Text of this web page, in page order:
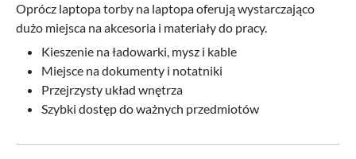
Oprócz laptopa torby na laptopa oferują wystarczająco
dużo miejsca na akcesoria i materiały do pracy.
Kieszenie na ładowarki, mysz i kable
Miejsce na dokumenty i notatniki
Przejrzysty układ wnętrza
Szybki dostęp do ważnych przedmiotów